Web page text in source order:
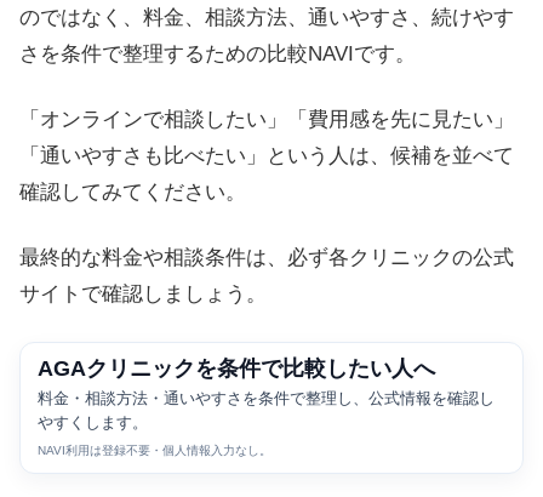
のではなく、料金、相談方法、通いやすさ、続けやす
さを条件で整理するための比較NAVIです。
「オンラインで相談したい」「費用感を先に見たい」
「通いやすさも比べたい」という人は、候補を並べて
確認してみてください。
最終的な料金や相談条件は、必ず各クリニックの公式
サイトで確認しましょう。
AGAクリニックを条件で比較したい人へ
料金・相談方法・通いやすさを条件で整理し、公式情報を確認し
やすくします。
NAVI利用は登録不要・個人情報入力なし。